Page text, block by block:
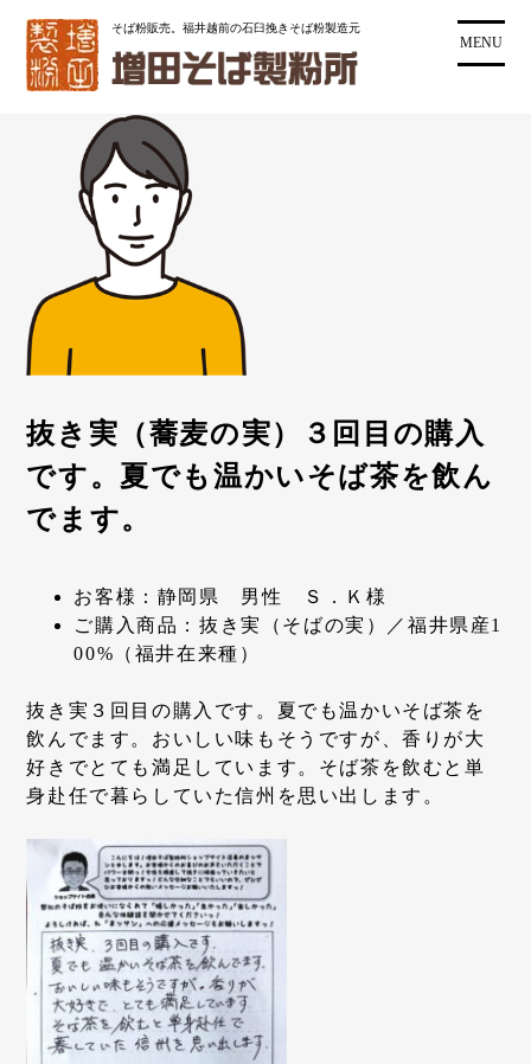
そば粉販売。福井越前の石臼挽きそば粉製造元
MENU
抜き実（蕎麦の実）３回目の購入
です。夏でも温かいそば茶を飲ん
でます。
お客様：静岡県 男性 Ｓ．Ｋ様
ご購入商品：抜き実（そばの実）／福井県産1
00%（福井在来種）
抜き実３回目の購入です。夏でも温かいそば茶を
飲んでます。おいしい味もそうですが、香りが大
好きでとても満足しています。そば茶を飲むと単
身赴任で暮らしていた信州を思い出します。